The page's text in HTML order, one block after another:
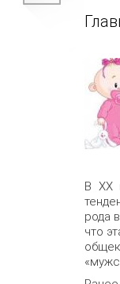
В ХХ
рода
что